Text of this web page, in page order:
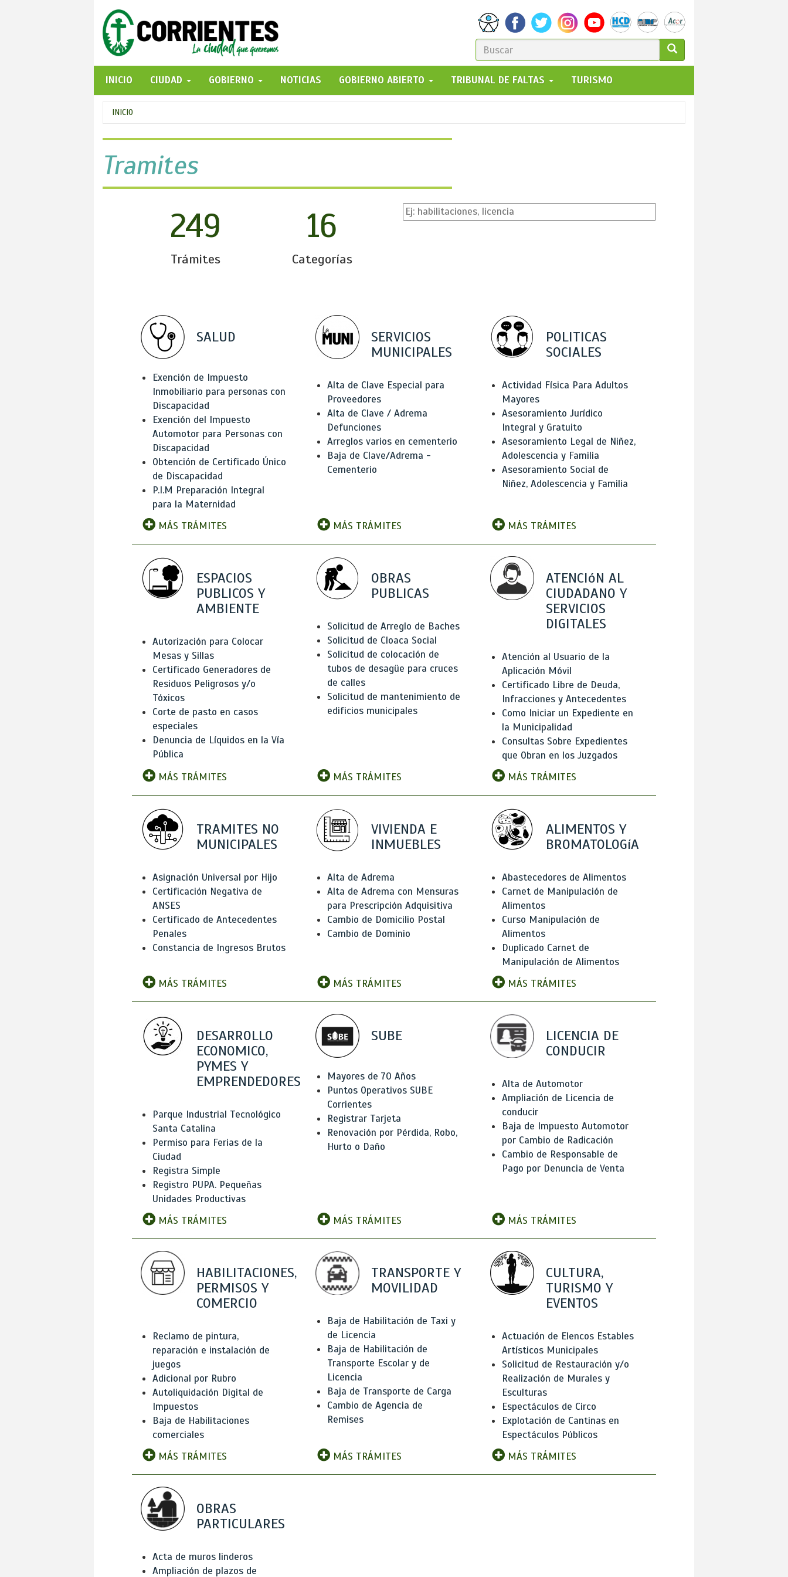
FORMULARIO
DE
BÚSQUEDA
GO!
INICIO
CIUDAD GOBIERNO NOTICIAS GOBIERNO ABIERTO TRIBUNAL DE FALTAS TURISMO
Se
encuentra
usted
aquí
INICIO
Tramites
249
Trámites
16
Categorías
SALUD
Exención de Impuesto
Inmobiliario para personas con
Discapacidad
Exención del Impuesto
Automotor para Personas con
Discapacidad
Obtención de Certificado Único
de Discapacidad
P.I.M Preparación Integral
para la Maternidad
MÁS TRÁMITES
SERVICIOS
MUNICIPALES
Alta de Clave Especial para
Proveedores
Alta de Clave / Adrema
Defunciones
Arreglos varios en cementerio
Baja de Clave/Adrema -
Cementerio
MÁS TRÁMITES
POLITICAS
SOCIALES
Actividad Física Para Adultos
Mayores
Asesoramiento Jurídico
Integral y Gratuito
Asesoramiento Legal de Niñez,
Adolescencia y Familia
Asesoramiento Social de
Niñez, Adolescencia y Familia
MÁS TRÁMITES
ESPACIOS
PUBLICOS Y
AMBIENTE
Autorización para Colocar
Mesas y Sillas
Certificado Generadores de
Residuos Peligrosos y/o
Tóxicos
Corte de pasto en casos
especiales
Denuncia de Líquidos en la Vía
Pública
MÁS TRÁMITES
OBRAS
PUBLICAS
Solicitud de Arreglo de Baches
Solicitud de Cloaca Social
Solicitud de colocación de
tubos de desagüe para cruces
de calles
Solicitud de mantenimiento de
edificios municipales
MÁS TRÁMITES
ATENCIóN AL
CIUDADANO Y
SERVICIOS
DIGITALES
Atención al Usuario de la
Aplicación Móvil
Certificado Libre de Deuda,
Infracciones y Antecedentes
Como Iniciar un Expediente en
la Municipalidad
Consultas Sobre Expedientes
que Obran en los Juzgados
MÁS TRÁMITES
TRAMITES NO
MUNICIPALES
Asignación Universal por Hijo
Certificación Negativa de
ANSES
Certificado de Antecedentes
Penales
Constancia de Ingresos Brutos
MÁS TRÁMITES
VIVIENDA E
INMUEBLES
Alta de Adrema
Alta de Adrema con Mensuras
para Prescripción Adquisitiva
Cambio de Domicilio Postal
Cambio de Dominio
MÁS TRÁMITES
ALIMENTOS Y
BROMATOLOGíA
Abastecedores de Alimentos
Carnet de Manipulación de
Alimentos
Curso Manipulación de
Alimentos
Duplicado Carnet de
Manipulación de Alimentos
MÁS TRÁMITES
DESARROLLO
ECONOMICO,
PYMES Y
EMPRENDEDORES
Parque Industrial Tecnológico
Santa Catalina
Permiso para Ferias de la
Ciudad
Registra Simple
Registro PUPA. Pequeñas
Unidades Productivas
MÁS TRÁMITES
SUBE
Mayores de 70 Años
Puntos Operativos SUBE
Corrientes
Registrar Tarjeta
Renovación por Pérdida, Robo,
Hurto o Daño
MÁS TRÁMITES
LICENCIA DE
CONDUCIR
Alta de Automotor
Ampliación de Licencia de
conducir
Baja de Impuesto Automotor
por Cambio de Radicación
Cambio de Responsable de
Pago por Denuncia de Venta
MÁS TRÁMITES
HABILITACIONES,
PERMISOS Y
COMERCIO
Reclamo de pintura,
reparación e instalación de
juegos
Adicional por Rubro
Autoliquidación Digital de
Impuestos
Baja de Habilitaciones
comerciales
MÁS TRÁMITES
TRANSPORTE Y
MOVILIDAD
Baja de Habilitación de Taxi y
de Licencia
Baja de Habilitación de
Transporte Escolar y de
Licencia
Baja de Transporte de Carga
Cambio de Agencia de
Remises
MÁS TRÁMITES
CULTURA,
TURISMO Y
EVENTOS
Actuación de Elencos Estables
Artísticos Municipales
Solicitud de Restauración y/o
Realización de Murales y
Esculturas
Espectáculos de Circo
Explotación de Cantinas en
Espectáculos Públicos
MÁS TRÁMITES
OBRAS
PARTICULARES
Acta de muros linderos
Ampliación de plazos de